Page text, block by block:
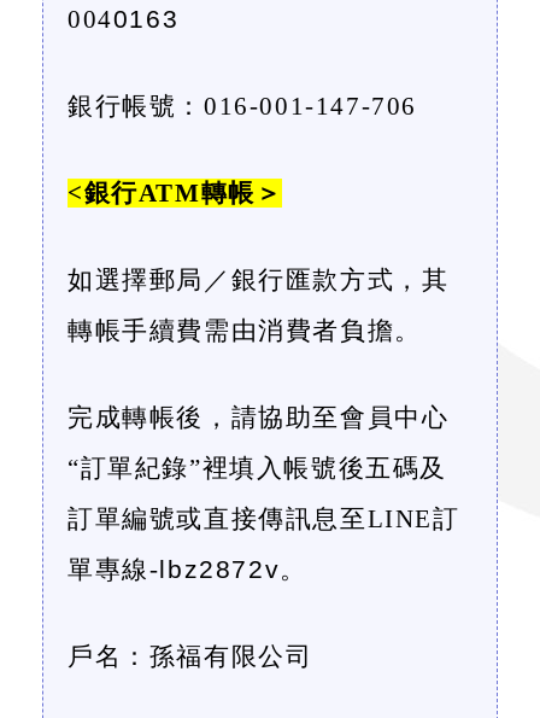
0040163
銀行帳號： 016-001-147-706
<銀行ATM轉帳＞
如選擇郵局／銀行匯款方式，其
轉帳手續費需由消費者負擔。
完成轉帳後，請協助至會員中心
“訂單紀錄”裡填入帳號後五碼及
訂單編號或直接傳訊息至LINE訂
單專線-lbz2872v。
戶名：孫福有限公司